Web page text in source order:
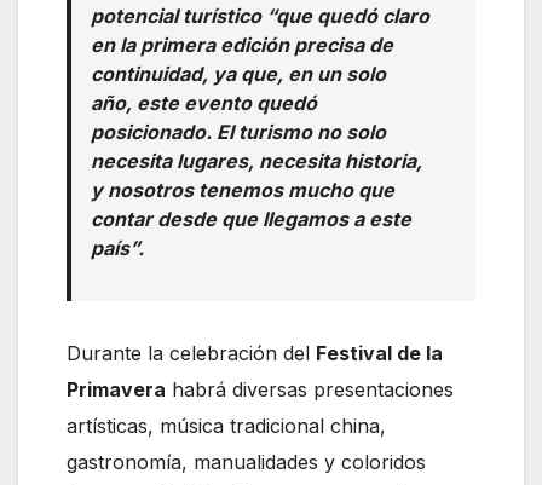
potencial turístico “que quedó claro
en la primera edición precisa de
continuidad, ya que, en un solo
año, este evento quedó
posicionado. El turismo no solo
necesita lugares, necesita historia,
y nosotros tenemos mucho que
contar desde que llegamos a este
país”.
Durante la celebración del Festival de la
Primavera habrá diversas presentaciones
artísticas, música tradicional china,
gastronomía, manualidades y coloridos